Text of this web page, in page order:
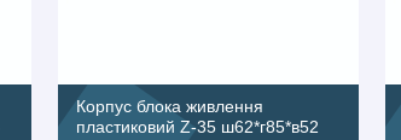
Корпус блока живлення
пластиковий Z-35 ш62*г85*в52